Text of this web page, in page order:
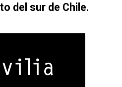
del sur de Chile.